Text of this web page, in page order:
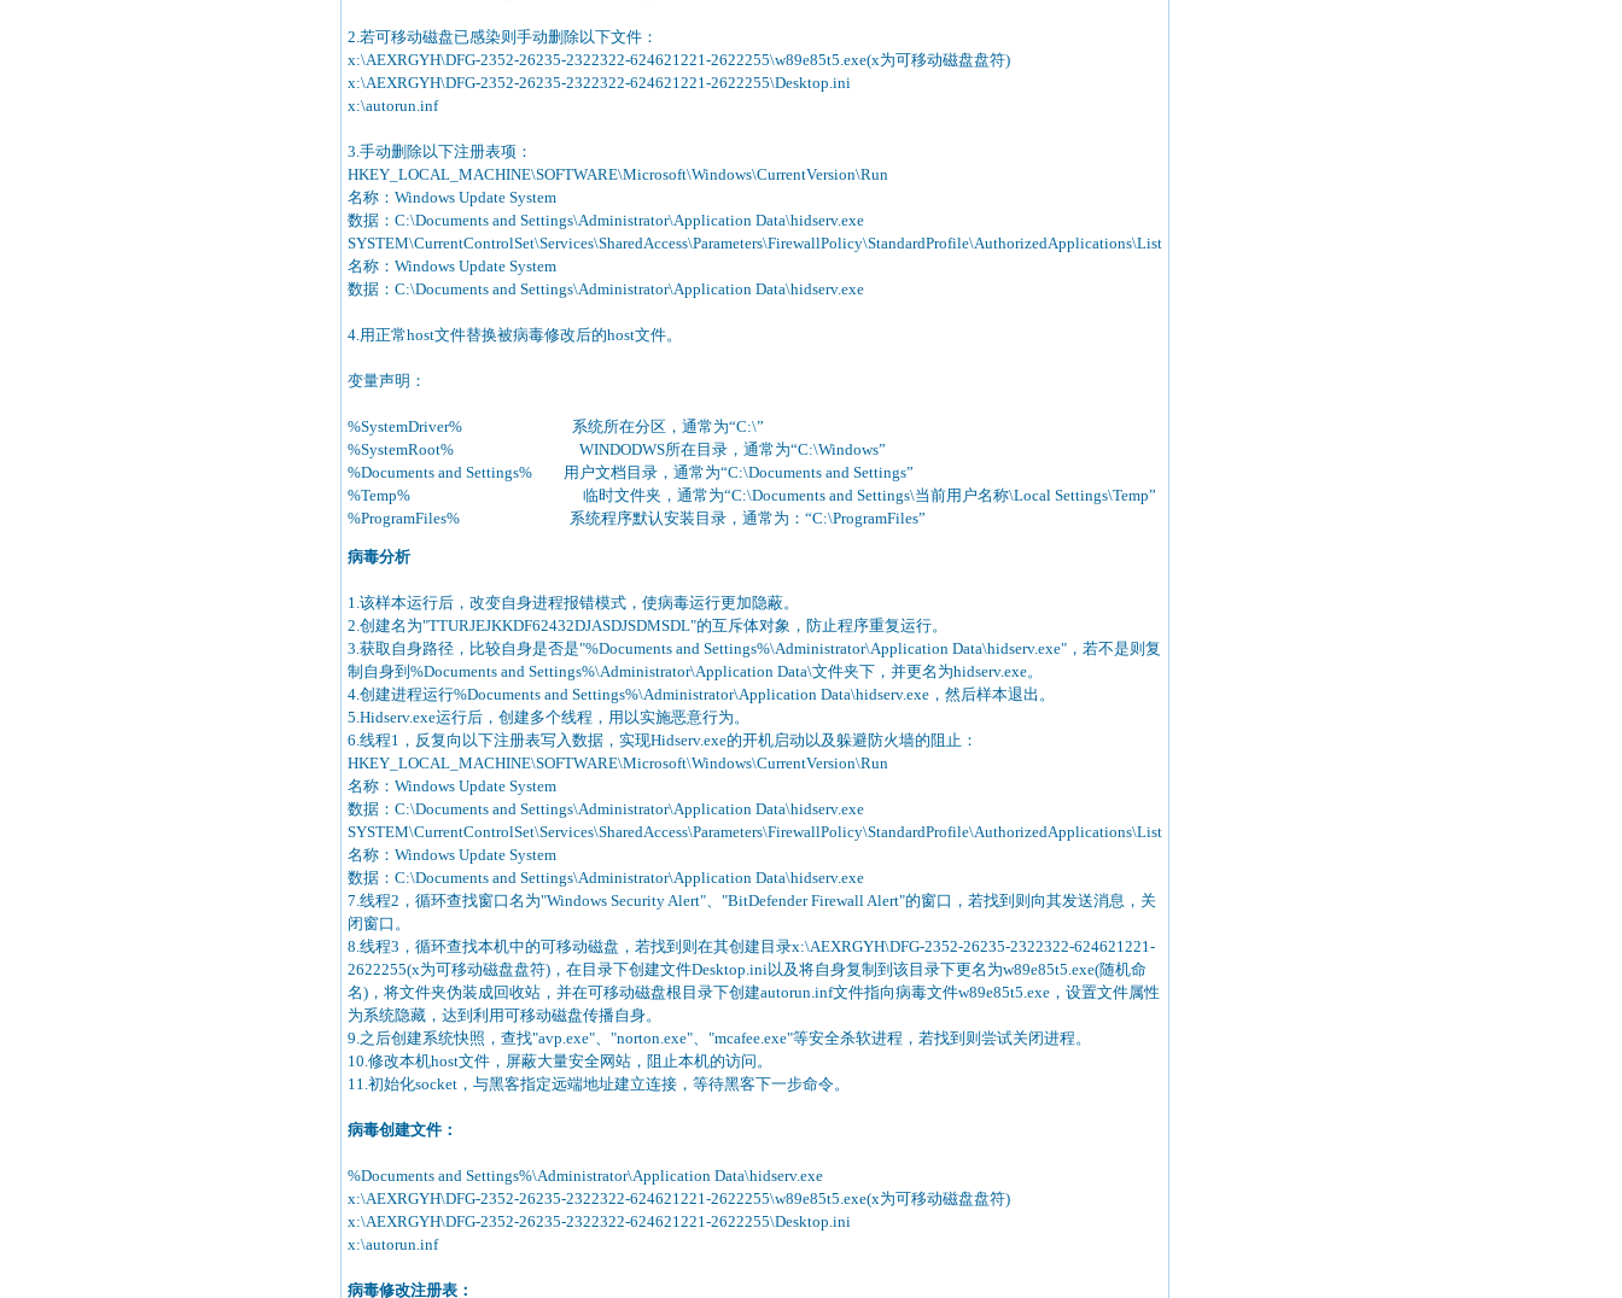
2.若可移动磁盘已感染则手动删除以下文件：
x:\AEXRGYH\DFG-2352-26235-2322322-624621221-2622255\w89e85t5.exe(x为可移动磁盘盘符)
x:\AEXRGYH\DFG-2352-26235-2322322-624621221-2622255\Desktop.ini
x:\autorun.inf
3.手动删除以下注册表项：
HKEY_LOCAL_MACHINE\SOFTWARE\Microsoft\Windows\CurrentVersion\Run
名称：Windows Update System
数据：C:\Documents and Settings\Administrator\Application Data\hidserv.exe
SYSTEM\CurrentControlSet\Services\SharedAccess\Parameters\FirewallPolicy\StandardProfile\AuthorizedApplications\List
名称：Windows Update System
数据：C:\Documents and Settings\Administrator\Application Data\hidserv.exe
4.用正常host文件替换被病毒修改后的host文件。
变量声明：
%SystemDriver% 系统所在分区，通常为“C:\”
%SystemRoot% WINDODWS所在目录，通常为“C:\Windows”
%Documents and Settings% 用户文档目录，通常为“C:\Documents and Settings”
%Temp% 临时文件夹，通常为“C:\Documents and Settings\当前用户名称\Local Settings\Temp”
%ProgramFiles% 系统程序默认安装目录，通常为：“C:\ProgramFiles”
病毒分析
1.该样本运行后，改变自身进程报错模式，使病毒运行更加隐蔽。
2.创建名为"TTURJEJKKDF62432DJASDJSDMSDL"的互斥体对象，防止程序重复运行。
3.获取自身路径，比较自身是否是"%Documents and Settings%\Administrator\Application Data\hidserv.exe"，若不是则复
制自身到%Documents and Settings%\Administrator\Application Data\文件夹下，并更名为hidserv.exe。
4.创建进程运行%Documents and Settings%\Administrator\Application Data\hidserv.exe，然后样本退出。
5.Hidserv.exe运行后，创建多个线程，用以实施恶意行为。
6.线程1，反复向以下注册表写入数据，实现Hidserv.exe的开机启动以及躲避防火墙的阻止：
HKEY_LOCAL_MACHINE\SOFTWARE\Microsoft\Windows\CurrentVersion\Run
名称：Windows Update System
数据：C:\Documents and Settings\Administrator\Application Data\hidserv.exe
SYSTEM\CurrentControlSet\Services\SharedAccess\Parameters\FirewallPolicy\StandardProfile\AuthorizedApplications\List
名称：Windows Update System
数据：C:\Documents and Settings\Administrator\Application Data\hidserv.exe
7.线程2，循环查找窗口名为"Windows Security Alert"、"BitDefender Firewall Alert"的窗口，若找到则向其发送消息，关
闭窗口。
8.线程3，循环查找本机中的可移动磁盘，若找到则在其创建目录x:\AEXRGYH\DFG-2352-26235-2322322-624621221-
2622255(x为可移动磁盘盘符)，在目录下创建文件Desktop.ini以及将自身复制到该目录下更名为w89e85t5.exe(随机命
名)，将文件夹伪装成回收站，并在可移动磁盘根目录下创建autorun.inf文件指向病毒文件w89e85t5.exe，设置文件属性
为系统隐藏，达到利用可移动磁盘传播自身。
9.之后创建系统快照，查找"avp.exe"、"norton.exe"、"mcafee.exe"等安全杀软进程，若找到则尝试关闭进程。
10.修改本机host文件，屏蔽大量安全网站，阻止本机的访问。
11.初始化socket，与黑客指定远端地址建立连接，等待黑客下一步命令。
病毒创建文件：
%Documents and Settings%\Administrator\Application Data\hidserv.exe
x:\AEXRGYH\DFG-2352-26235-2322322-624621221-2622255\w89e85t5.exe(x为可移动磁盘盘符)
x:\AEXRGYH\DFG-2352-26235-2322322-624621221-2622255\Desktop.ini
x:\autorun.inf
病毒修改注册表：